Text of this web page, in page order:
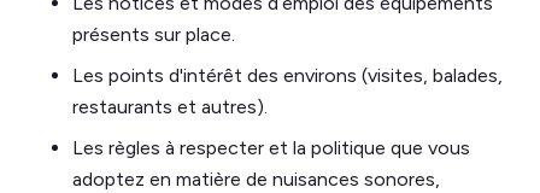
présents sur place.
Les points d'intérêt des environs (visites, balades,
restaurants et autres).
Les règles à respecter et la politique que vous
adoptez en matière de nuisances sonores,